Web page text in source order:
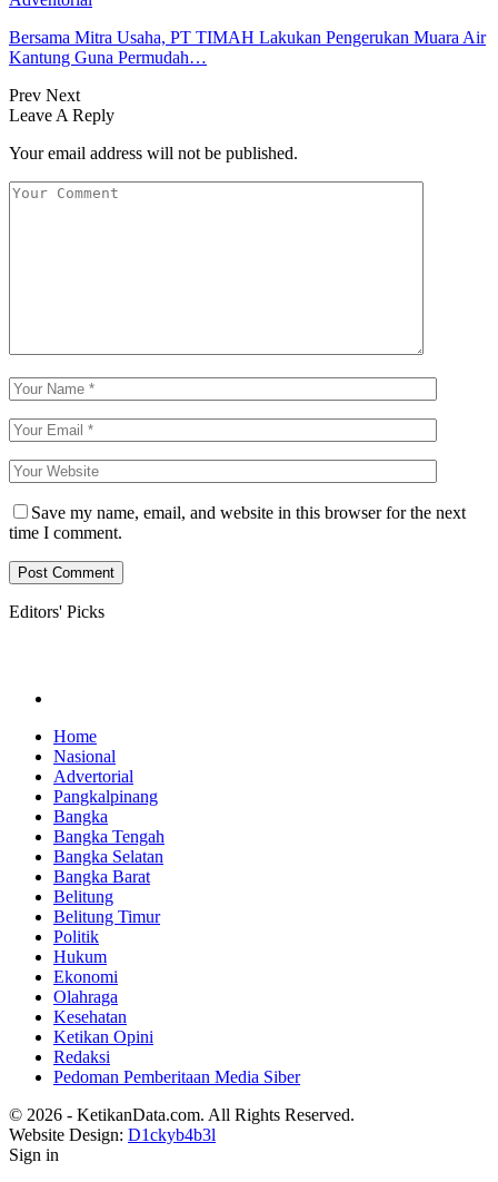
Bersama Mitra Usaha, PT TIMAH Lakukan Pengerukan Muara Air
Kantung Guna Permudah…
Prev Next
Leave A Reply
Your email address will not be published.
Save my name, email, and website in this browser for the next
time I comment.
Editors' Picks
Home
Nasional
Advertorial
Pangkalpinang
Bangka
Bangka Tengah
Bangka Selatan
Bangka Barat
Belitung
Belitung Timur
Politik
Hukum
Ekonomi
Olahraga
Kesehatan
Ketikan Opini
Redaksi
Pedoman Pemberitaan Media Siber
© 2026 - KetikanData.com. All Rights Reserved.
Website Design: D1ckyb4b3l
Sign in